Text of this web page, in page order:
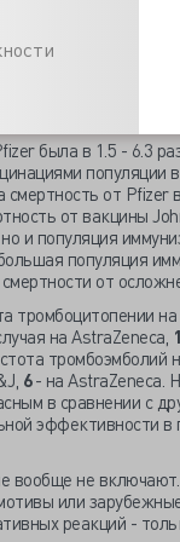
AstraZeneca сочла
введения в
были
co-operation
call for action».
была в 1.5 - 6.3
популяции
от Pfizer
от вакцины
и популяция
популяция
от
тромбоцитопении
на AstraZeneca,
тромбоэмболий
6- на AstraZeneca.
в сравнении с
эффективности
вообще не
или
реакций -